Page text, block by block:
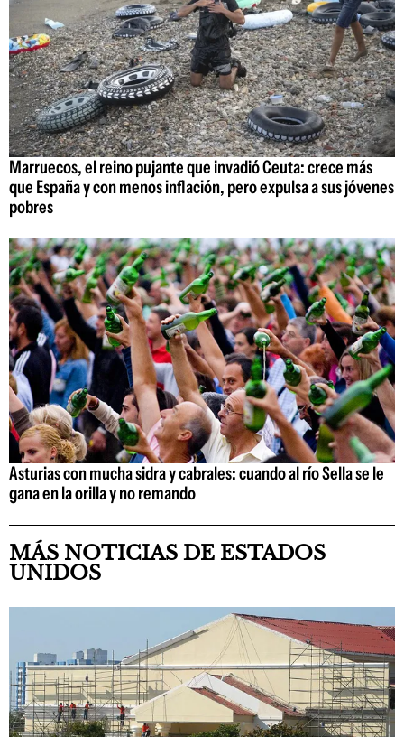
Marruecos, el reino pujante que invadió Ceuta: crece más
que España y con menos inflación, pero expulsa a sus jóvenes
pobres
Asturias con mucha sidra y cabrales: cuando al río Sella se le
gana en la orilla y no remando
MÁS NOTICIAS DE ESTADOS
UNIDOS